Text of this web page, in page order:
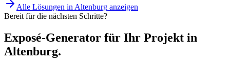
Alle Lösungen in Altenburg anzeigen
Bereit für die nächsten Schritte?
Exposé-Generator für Ihr Projekt in
Altenburg.